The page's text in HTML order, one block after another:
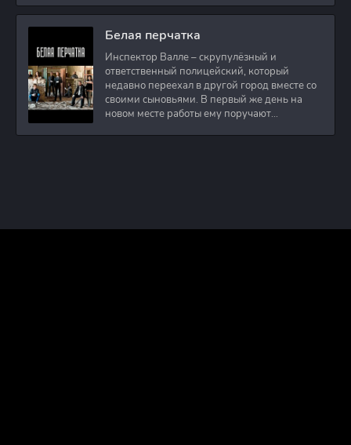
Белая перчатка
Инспектор Валле – скрупулёзный и
ответственный полицейский, который
недавно переехал в другой город вместе со
своими сыновьями. В первый же день на
новом месте работы ему поручают